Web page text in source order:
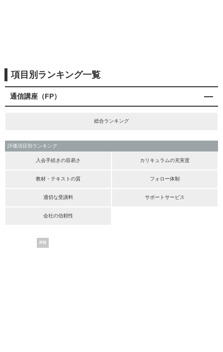
項目別ランキング一覧
通信講座（FP）
総合ランキング
評価項目別ランキング
入会手続きの容易さ カリキュラムの充実度
教材・テキストの質 フォロー体制
適切な受講料 サポートサービス
会社の信頼性
PR